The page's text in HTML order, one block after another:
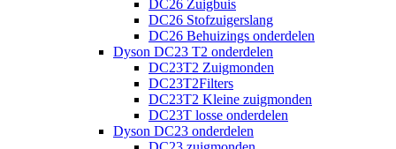
DC26 Zuigbuis
DC26 Stofzuigerslang
DC26 Behuizings onderdelen
Dyson DC23 T2 onderdelen
DC23T2 Zuigmonden
DC23T2Filters
DC23T2 Kleine zuigmonden
DC23T losse onderdelen
Dyson DC23 onderdelen